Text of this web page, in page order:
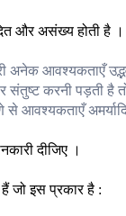
और असंख्य होती है ।
आवश्यकताएँ
संतुष्ट करनी पड़ती है
आवश्यकताएँ
दीजिए ।
जो इस प्रकार है :